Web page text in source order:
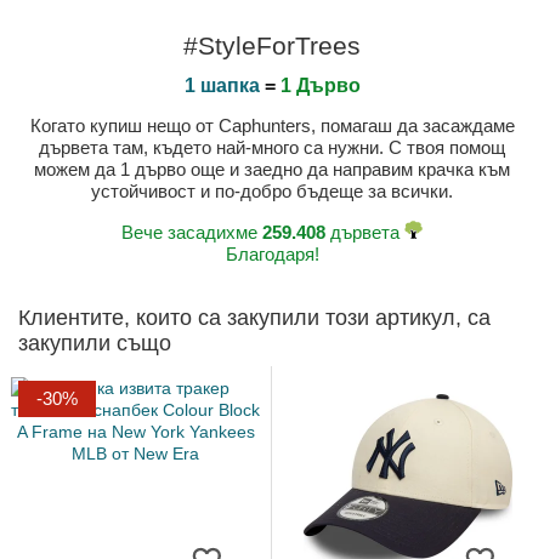
#StyleForTrees
1 шапка= 1 Дърво
Когато купиш нещо от Caphunters, помагаш да засаждаме
дървета там, където най-много са нужни. С твоя помощ
можем да 1 дърво още и заедно да направим крачка към
устойчивост и по-добро бъдеще за всички.
Вече засадихме 259.408 дървета
Благодаря!
Клиентите, които са закупили този артикул, са
закупили също
-30%